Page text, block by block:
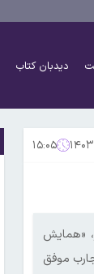
دیدبان کتاب
۱۵:۰۵
«همایش
موفق